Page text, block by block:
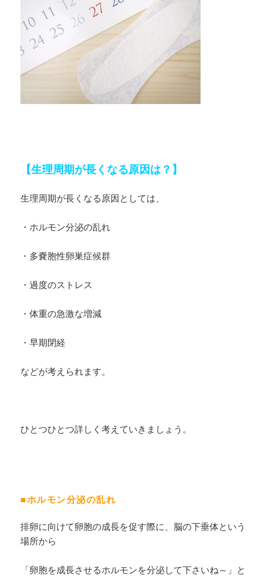
【生理周期が長くなる原因は？】
生理周期が長くなる原因としては、
・ホルモン分泌の乱れ
・多嚢胞性卵巣症候群
・過度のストレス
・体重の急激な増減
・早期閉経
などが考えられます。
ひとつひとつ詳しく考えていきましょう。
■ホルモン分泌の乱れ
排卵に向けて卵胞の成長を促す際に、脳の下垂体という
場所から
「卵胞を成長させるホルモンを分泌して下さいね～」と